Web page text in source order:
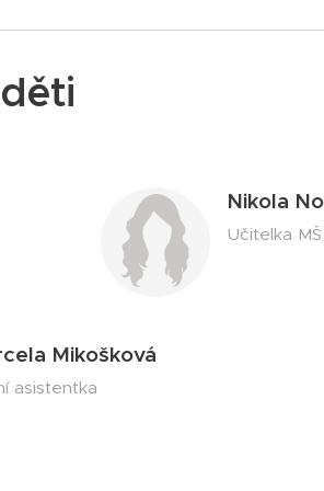
Nikola
Učitelka MŠ
Mikošková
asistentka